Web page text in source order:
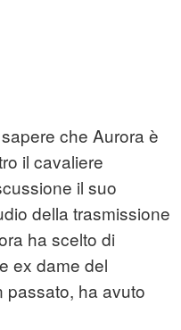
che Aurora è
il cavaliere
il suo
della trasmissione
ha scelto di
ex dame del
passato, ha avuto